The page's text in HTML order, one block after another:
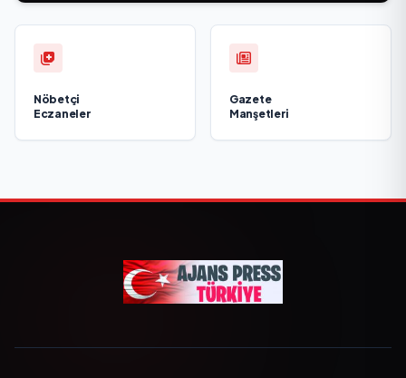
Nöbetçi
Eczaneler
Gazete
Manşetleri